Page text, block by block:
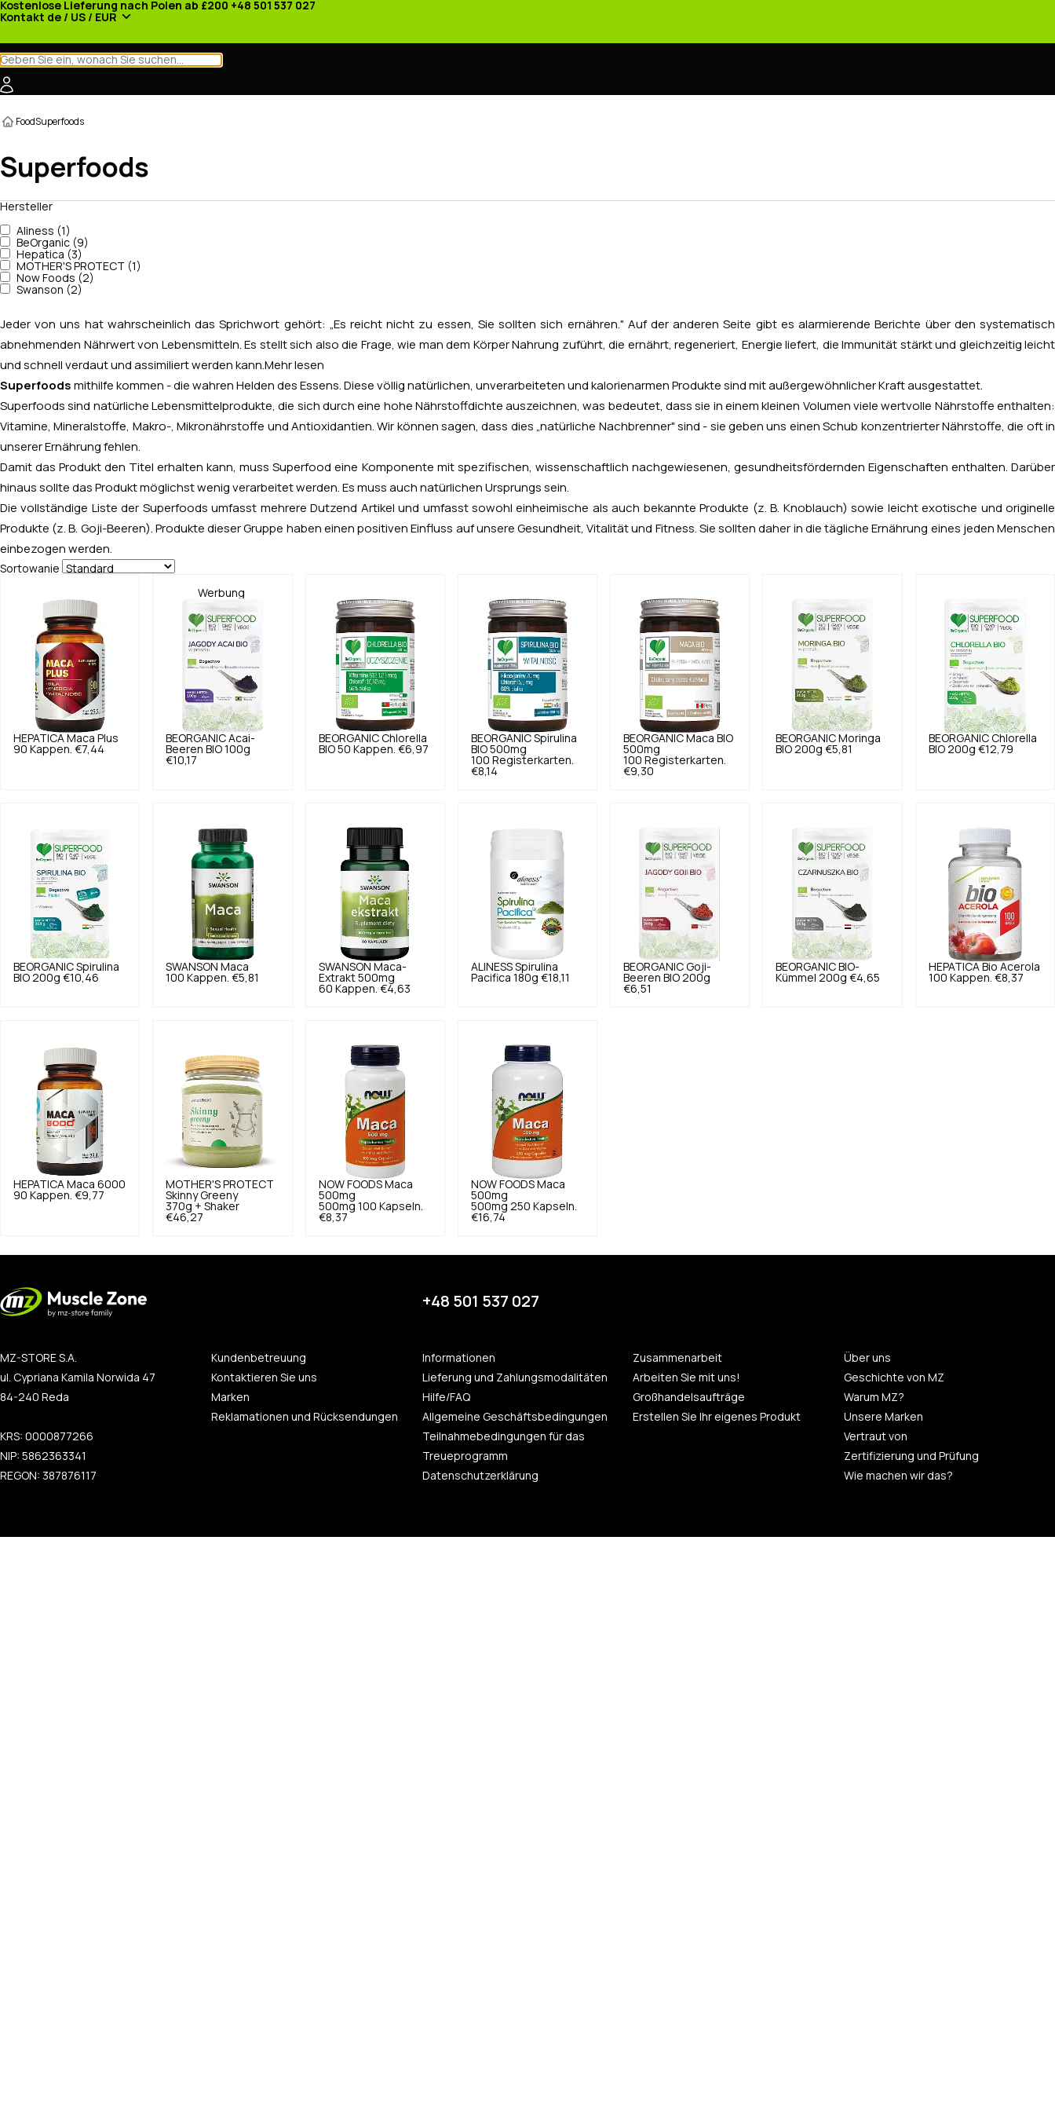
Kostenlose Lieferung nach Polen ab £200 +48 501 537 027
Kontakt de / US / EUR
FoodSuperfoods
Superfoods
Hersteller
Aliness (1)
BeOrganic (9)
Hepatica (3)
MOTHER'S PROTECT (1)
Now Foods (2)
Swanson (2)
Jeder von uns hat wahrscheinlich das Sprichwort gehört: „Es reicht nicht zu essen, Sie sollten sich ernähren." Auf der anderen Seite gibt es alarmierende Berichte über den systematisch
abnehmenden Nährwert von Lebensmitteln. Es stellt sich also die Frage, wie man dem Körper Nahrung zuführt, die ernährt, regeneriert, Energie liefert, die Immunität stärkt und gleichzeitig leicht
und schnell verdaut und assimiliert werden kann. Mehr lesen
Superfoods mithilfe kommen - die wahren Helden des Essens. Diese völlig natürlichen, unverarbeiteten und kalorienarmen Produkte sind mit außergewöhnlicher Kraft ausgestattet.
Superfoods sind natürliche Lebensmittelprodukte, die sich durch eine hohe Nährstoffdichte auszeichnen, was bedeutet, dass sie in einem kleinen Volumen viele wertvolle Nährstoffe enthalten:
Vitamine, Mineralstoffe, Makro-, Mikronährstoffe und Antioxidantien.Wir können sagen, dass dies „natürliche Nachbrenner" sind - sie geben uns einen Schub konzentrierter Nährstoffe, die oft in
unserer Ernährung fehlen.
Damit das Produkt den Titel erhalten kann, muss Superfood eine Komponente mit spezifischen, wissenschaftlich nachgewiesenen, gesundheitsfördernden Eigenschaften enthalten. Darüber
hinaus sollte das Produkt möglichst wenig verarbeitet werden. Es muss auch natürlichen Ursprungs sein.
Die vollständige Liste der Superfoods umfasst mehrere Dutzend Artikel und umfasst sowohl einheimische als auch bekannte Produkte (z. B. Knoblauch) sowie leicht exotische und originelle
Produkte (z. B. Goji-Beeren). Produkte dieser Gruppe haben einen positiven Einfluss auf unsere Gesundheit, Vitalität und Fitness. Sie sollten daher in die tägliche Ernährung eines jeden Menschen
einbezogen werden.
Sortowanie
HEPATICA Maca Plus
90 Kappen. €7,44
Werbung
BEORGANIC Acai-
Beeren BIO 100g
€10,17
BEORGANIC Chlorella
BIO 50 Kappen. €6,97
BEORGANIC Spirulina
BIO 500mg
100 Registerkarten.
€8,14
BEORGANIC Maca BIO
500mg
100 Registerkarten.
€9,30
BEORGANIC Moringa
BIO 200g €5,81
BEORGANIC Chlorella
BIO 200g €12,79
BEORGANIC Spirulina
BIO 200g €10,46
SWANSON Maca
100 Kappen. €5,81
SWANSON Maca-
Extrakt 500mg
60 Kappen. €4,63
ALINESS Spirulina
Pacifica 180g €18,11
BEORGANIC Goji-
Beeren BIO 200g
€6,51
BEORGANIC BIO-
Kümmel 200g €4,65
HEPATICA Bio Acerola
100 Kappen. €8,37
HEPATICA Maca 6000
90 Kappen. €9,77
MOTHER'S PROTECT
Skinny Greeny
370g + Shaker
€46,27
NOW FOODS Maca
500mg
500mg 100 Kapseln.
€8,37
NOW FOODS Maca
500mg
500mg 250 Kapseln.
€16,74
+48 501 537 027
MZ-STORE S.A.
ul. Cypriana Kamila Norwida 47
84-240 Reda
KRS: 0000877266
NIP: 5862363341
REGON: 387876117
Kundenbetreuung
Kontaktieren Sie uns
Marken
Reklamationen und Rücksendungen
Informationen
Lieferung und Zahlungsmodalitäten
Hilfe/FAQ
Allgemeine Geschäftsbedingungen
Teilnahmebedingungen für das
Treueprogramm
Datenschutzerklärung
Zusammenarbeit
Arbeiten Sie mit uns!
Großhandelsaufträge
Erstellen Sie Ihr eigenes Produkt
Über uns
Geschichte von MZ
Warum MZ?
Unsere Marken
Vertraut von
Zertifizierung und Prüfung
Wie machen wir das?